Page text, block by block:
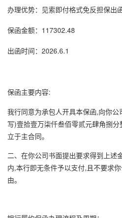
办理优势：见索即付格式免反担保出
保函金额：117302.48
出函时间：2026.6.1
保函主要内容:
我行同意为承包人开具本保函,向你
写)壹拾壹万柒仟叁佰零贰元肆角捌
立于主合同。
二、在你公司书面提出要求得到上述
内,本行即无条件予以支付,且不要求
由。